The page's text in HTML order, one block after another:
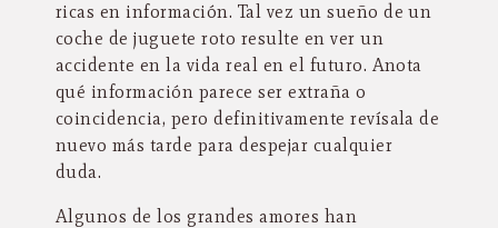
ricas en información. Tal vez un sueño de un
coche de juguete roto resulte en ver un
accidente en la vida real en el futuro. Anota
qué información parece ser extraña o
coincidencia, pero definitivamente revísala de
nuevo más tarde para despejar cualquier
duda.
Algunos de los grandes amores han